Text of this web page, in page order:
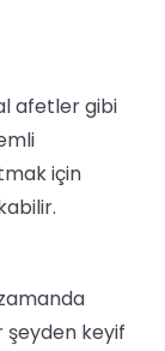
afetler gibi
için
şeyden keyif